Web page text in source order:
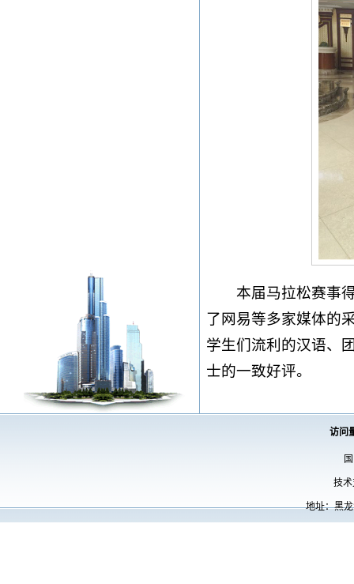
本届马拉松赛事
了网易等多家媒体的
学生们流利的汉语、
士的一致好评。
访问
技
地址：黑